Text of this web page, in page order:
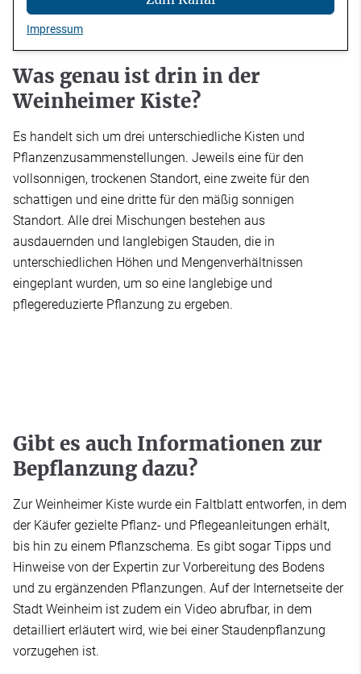
Impressum
Was genau ist drin in der
Weinheimer Kiste?
Es handelt sich um drei unterschiedliche Kisten und
Pflanzenzusammenstellungen. Jeweils eine für den
vollsonnigen, trockenen Standort, eine zweite für den
schattigen und eine dritte für den mäßig sonnigen
Standort. Alle drei Mischungen bestehen aus
ausdauernden und langlebigen Stauden, die in
unterschiedlichen Höhen und Mengenverhältnissen
eingeplant wurden, um so eine langlebige und
pflegereduzierte Pflanzung zu ergeben.
Gibt es auch Informationen zur
Bepflanzung dazu?
Zur Weinheimer Kiste wurde ein Faltblatt entworfen, in dem
der Käufer gezielte Pflanz- und Pflegeanleitungen erhält,
bis hin zu einem Pflanzschema. Es gibt sogar Tipps und
Hinweise von der Expertin zur Vorbereitung des Bodens
und zu ergänzenden Pflanzungen. Auf der Internetseite der
Stadt Weinheim ist zudem ein Video abrufbar, in dem
detailliert erläutert wird, wie bei einer Staudenpflanzung
vorzugehen ist.